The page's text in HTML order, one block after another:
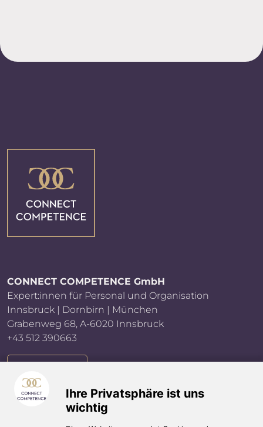
CONNECT COMPETENCE GmbH
Expert:innen für Personal und Organisation
Innsbruck | Dornbirn | München
Grabenweg 68, A-6020 Innsbruck
+43 512 390663
E-MAIL